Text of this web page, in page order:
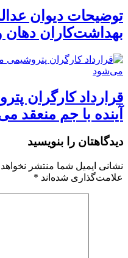
توضیحات دیوان
بهداشت‌کاران دهان
قرارداد کارگران
آینده با جم منعقد
دیدگاهتان را بنویسید
نشانی ایمیل شما منتشر
علامت‌گذاری شده‌اند *